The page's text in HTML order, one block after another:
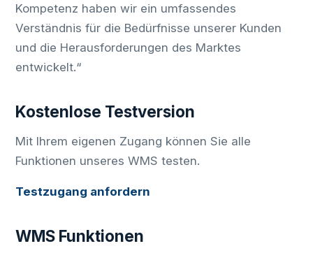
Kompetenz haben wir ein umfassendes
Verständnis für die Bedürfnisse unserer Kunden
und die Herausforderungen des Marktes
entwickelt.“
Kostenlose Testversion
Mit Ihrem eigenen Zugang können Sie alle
Funktionen unseres WMS testen.
Testzugang anfordern
WMS Funktionen